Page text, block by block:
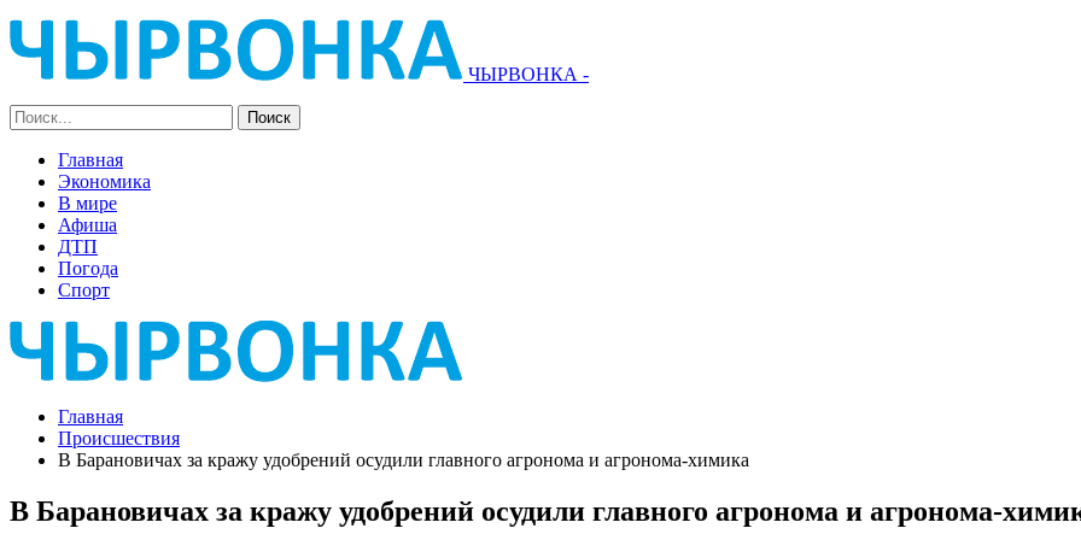
ЧЫРВОНКА -
Главная
Экономика
В мире
Афиша
ДТП
Погода
Спорт
Главная
Происшествия
В Барановичах за кражу удобрений осудили главного агронома и агронома-химика
В Барановичах за кражу удобрений осудили главного агронома и агронома-